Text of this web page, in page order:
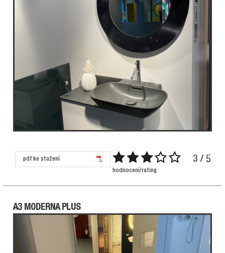
pdf ke stažení 3 / 5
hodnocení/rating
A3 MODERNA PLUS